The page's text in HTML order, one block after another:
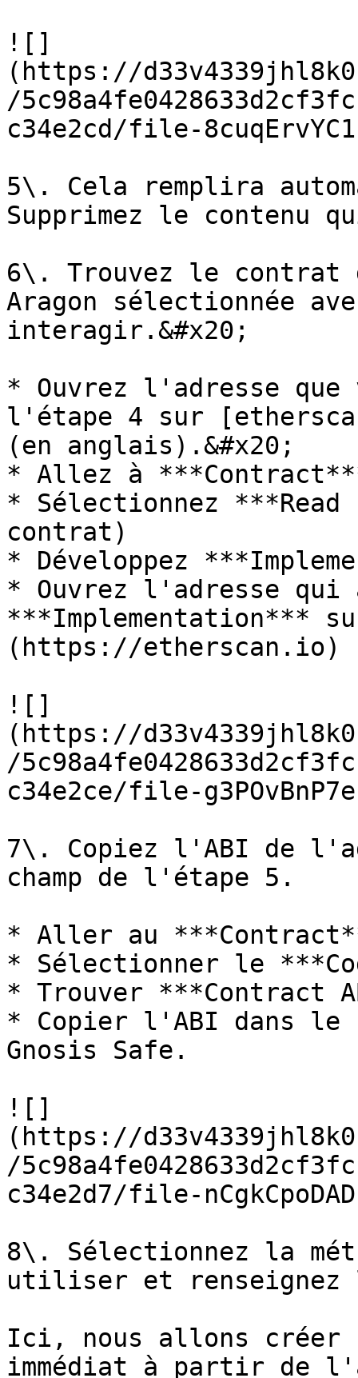
![]
(https://
/
c34e2cd/file-
5\. Cela remplira
Supprimez le contenu
6\. Trouvez le contrat
Aragon sélectionnée
interagir.&#x20;
* Ouvrez l'adresse
l'étape 4 sur
(en anglais).&#x20;
* Allez à
* Sélectionnez
contrat)
* Développez
* Ouvrez l'adresse qui
***Implementation***
(https://etherscan.io)
![]
(https://
/
c34e2ce/file-
7\. Copiez l'ABI de
champ de l'étape 5.
* Aller au
* Sélectionner le
* Trouver ***Contract
* Copier l'ABI dans le
Gnosis Safe.
![]
(https://
/
c34e2d7/file-
8\. Sélectionnez la
utiliser et renseignez
Ici, nous allons créer
immédiat à partir de